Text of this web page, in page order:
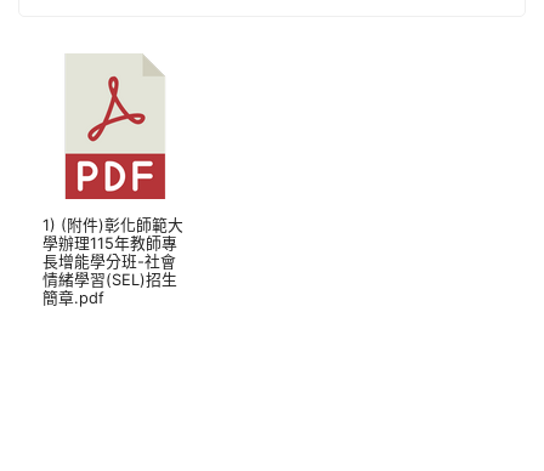
1) (附件)彰化師範大
學辦理115年教師專
長增能學分班-社會
情緒學習(SEL)招生
簡章.pdf